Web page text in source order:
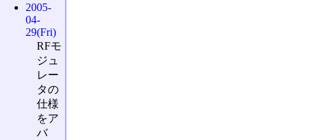
2005-
04-
29(Fri)
RFモ
ジュ
レー
タの
仕様
をア
バ